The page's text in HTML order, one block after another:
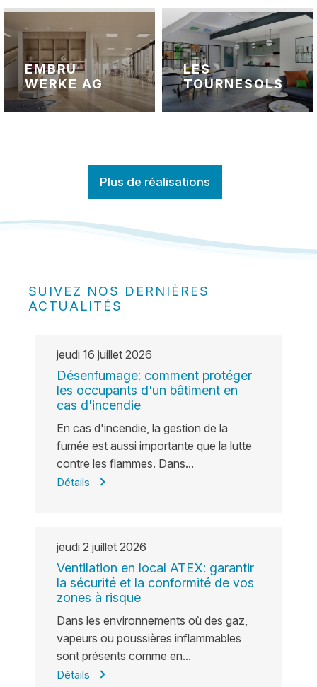
EMBRU
WERKE AG
LES
TOURNESOLS
Plus de réalisations
SUIVEZ NOS DERNIÈRES
ACTUALITÉS
jeudi 16 juillet 2026
Désenfumage: comment protéger
les occupants d'un bâtiment en
cas d'incendie
En cas d'incendie, la gestion de la
fumée est aussi importante que la lutte
contre les flammes. Dans...
Détails
jeudi 2 juillet 2026
Ventilation en local ATEX: garantir
la sécurité et la conformité de vos
zones à risque
Dans les environnements où des gaz,
vapeurs ou poussières inflammables
sont présents comme en...
Détails